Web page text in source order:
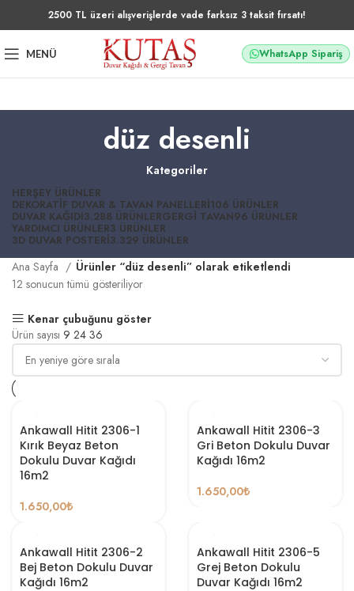
2500 TL üzeri alışverişlerde vade farksız 3 taksit fırsatı!
MENÜ WhatsApp Sipariş
düz desenli
Kategoriler
HERŞEY ÜRÜNLER
DEKORATIF DUVAR & TAVAN PANELLERI106 ÜRÜNLER
DUVAR KAĞIDI3.288 ÜRÜNLERGERGI TAVAN96 ÜRÜNLER
YARDIMCI ÜRÜNLER3 ÜRÜNLER
3D DUVAR POSTERI3.329 ÜRÜNLER
Ana Sayfa
Ürünler “düz desenli” olarak etiketlendi
12 sonucun tümü gösteriliyor
Kenar çubuğunu göster
Ürün sayısı 9 24 36
Ankawall Hitit 2306-1
Kırık Beyaz Beton
Dokulu Duvar Kağıdı
16m2
1.650,00₺
Ankawall Hitit 2306-3
Gri Beton Dokulu Duvar
Kağıdı 16m2
1.650,00₺
Ankawall Hitit 2306-2
Bej Beton Dokulu Duvar
Kağıdı 16m2
Ankawall Hitit 2306-5
Grej Beton Dokulu
Duvar Kağıdı 16m2